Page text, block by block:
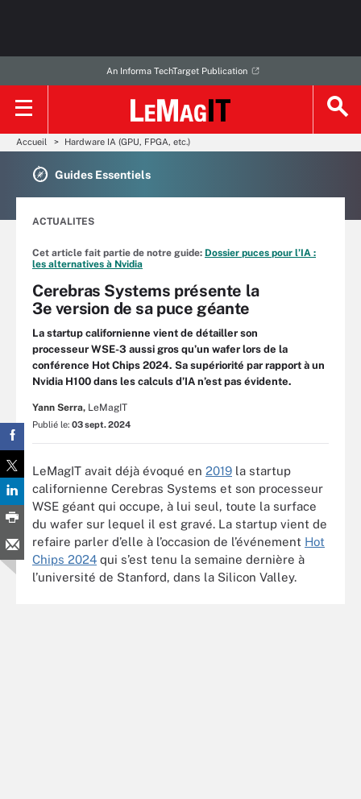
An Informa TechTarget Publication
Accueil Hardware IA (GPU, FPGA, etc.)
Guides Essentiels
ACTUALITES
Cet article fait partie de notre guide: Dossier puces pour l’IA :
les alternatives à Nvidia
Cerebras Systems présente la
3e version de sa puce géante
La startup californienne vient de détailler son
processeur WSE-3 aussi gros qu’un wafer lors de la
conférence Hot Chips 2024. Sa supériorité par rapport à un
Nvidia H100 dans les calculs d’IA n’est pas évidente.
Yann Serra, LeMagIT
Publié le: 03 sept. 2024
LeMagIT avait déjà évoqué en 2019 la startup
californienne Cerebras Systems et son processeur
WSE géant qui occupe, à lui seul, toute la surface
du wafer sur lequel il est gravé. La startup vient de
refaire parler d’elle à l’occasion de l’événement Hot
Chips 2024 qui s’est tenu la semaine dernière à
l’université de Stanford, dans la Silicon Valley.